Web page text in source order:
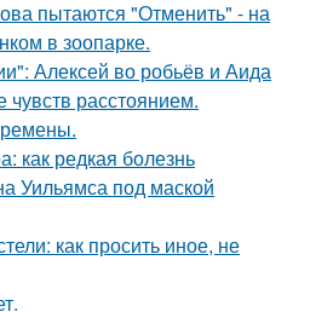
пытаются "Отменить" - на
в зоопарке.
Алексей во робьёв и Аида
расстоянием.
как редкая болезнь
Уильямса под маской
как просить иное, не